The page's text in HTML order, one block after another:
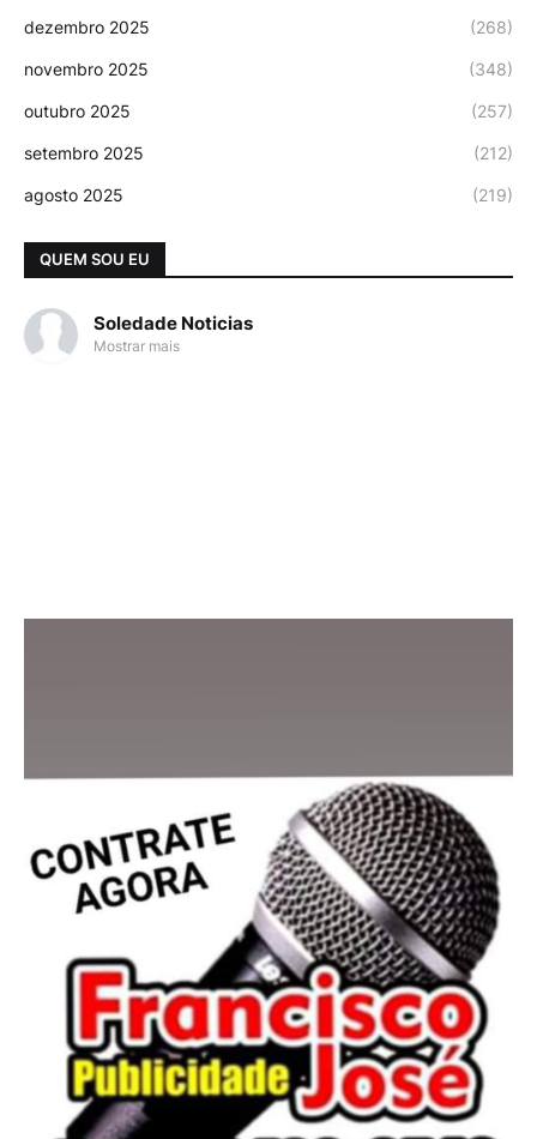
dezembro 2025 (268)
novembro 2025 (348)
outubro 2025 (257)
setembro 2025 (212)
agosto 2025 (219)
QUEM SOU EU
Soledade Noticias
Mostrar mais